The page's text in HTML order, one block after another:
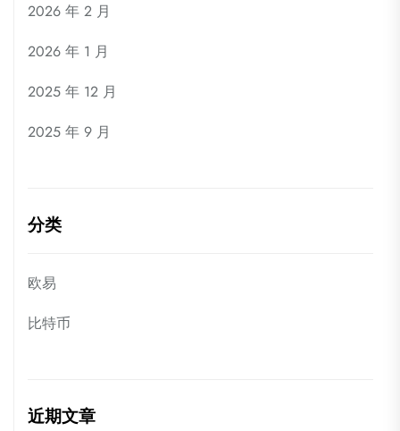
2026 年 2 月
2026 年 1 月
2025 年 12 月
2025 年 9 月
分类
欧易
比特币
近期文章